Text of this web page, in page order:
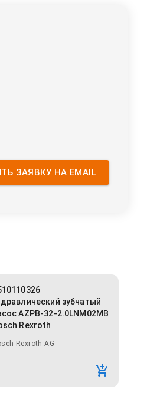
ЗАЯВКУ НА EMAIL
зубчатый
AZPB-32-2.0LNM02MB
Rexroth
Rexroth AG